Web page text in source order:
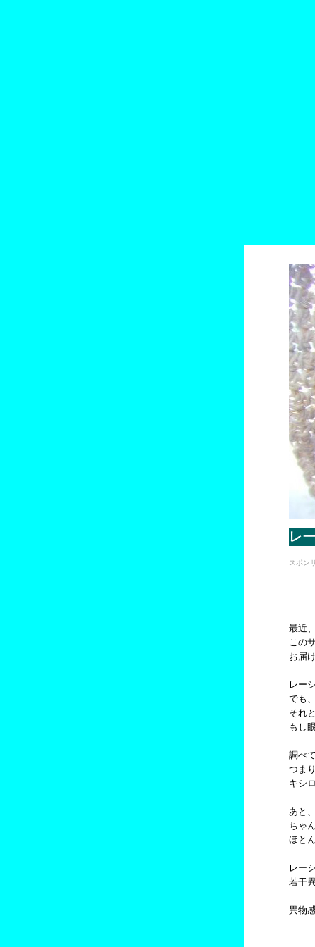
レ
スポン
最近
この
お届
レー
でも
それ
もし
調べ
つま
キシ
あと
ちゃ
ほと
レー
若干
異物